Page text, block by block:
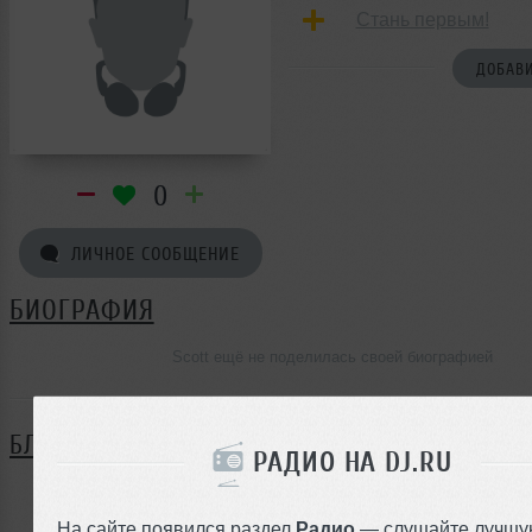
РАДИО НА DJ.RU
На сайте появился раздел Радио — слушайте
0
ЛИЧНОЕ СООБЩЕНИЕ
БИОГРАФИЯ
БЛОГ